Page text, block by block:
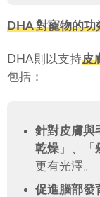
DHA 對寵物的功
DHA則以支持皮
包括：
針對皮膚與
乾燥」、「
更有光澤。
促進腦部發